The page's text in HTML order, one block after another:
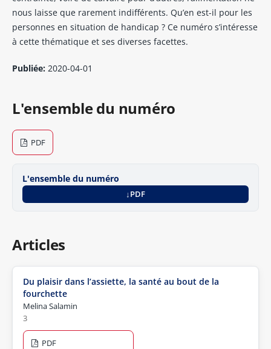
nous laisse que rarement indifférents. Qu’en est-il pour les
personnes en situation de handicap ? Ce numéro s’intéresse
à cette thématique et ses diverses facettes.
Publiée: 2020-04-01
L'ensemble du numéro
PDF
L'ensemble du numéro
PDF
Articles
Du plaisir dans l’assiette, la santé au bout de la
fourchette
Melina Salamin
3
PDF